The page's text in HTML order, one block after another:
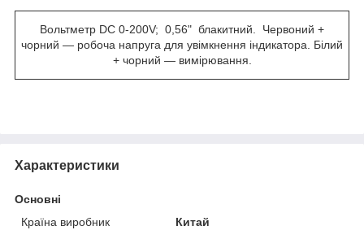
Вольтметр DC 0-200V; 0,56" блакитний.
Червоний +
чорний — робоча напруга для увімкнення індикатора. Білий
+ чорний — вимірювання.
Характеристики
Основні
Країна виробник
Китай